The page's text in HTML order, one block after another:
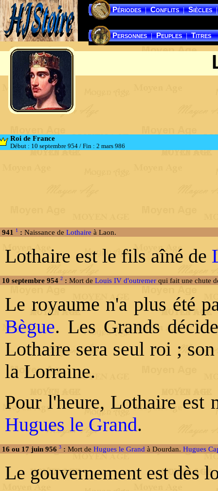
Périodes | Conflits | Siècles |
Personnes | Peuples | Titres
Roi de France
Début : 10 septembre 954 / Fin : 2 mars 986
941 1 : Naissance de Lothaire à Laon.
Lothaire est le fils aîné de
10 septembre 954 2 : Mort de Louis IV d'outremer qui fait une chute
Le royaume n'a plus été
Bègue. Les Grands
Lothaire sera seul roi ;
la Lorraine.
Pour l'heure, Lothaire est
Hugues le Grand.
16 ou 17 juin 956 3 : Mort de Hugues le Grand à Dourdan. Hugues
Le gouvernement est dès